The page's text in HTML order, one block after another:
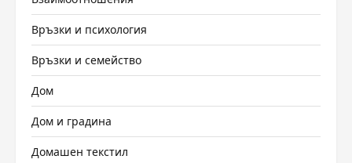
Връзки и психология
Връзки и семейство
Дом
Дом и градина
Домашен текстил